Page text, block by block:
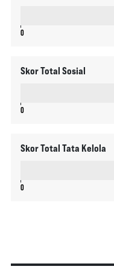
0
Skor Total Sosial
0
Skor Total Tata Kelola
0